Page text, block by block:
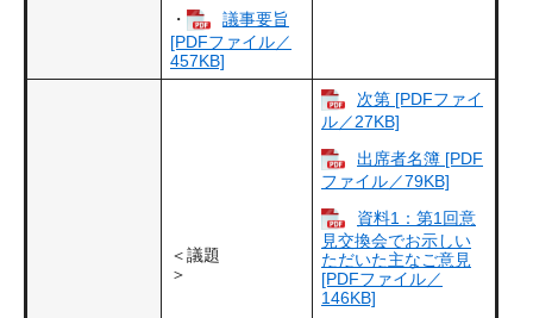
・
議事要旨
[PDFファイル／
457KB]
＜議題
＞
次第 [PDFファイ
ル／27KB]
出席者名簿 [PDF
ファイル／79KB]
資料1：第1回意
見交換会でお示しい
ただいた主なご意見
[PDFファイル／
146KB]